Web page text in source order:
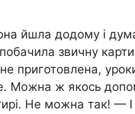
йшла додому і
звичну
приготовлена,
ж якось
Не можна так! —